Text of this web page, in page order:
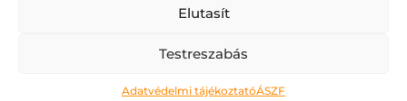
Elutasít
Testreszabás
Adatvédelmi tájékoztatóÁSZF